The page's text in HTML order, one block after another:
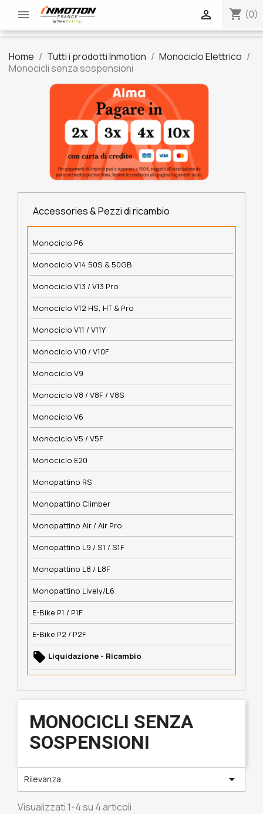
 shopping_cart (0)

Home Tutti i prodotti Inmotion
Monociclo Elettrico
Monocicli senza sospensioni
Accessories & Pezzi di ricambio
Monociclo P6
Monociclo V14 50S & 50GB
Monociclo V13 / V13 Pro
Monociclo V12 HS, HT & Pro
Monociclo V11 / V11Y
Monociclo V10 / V10F
Monociclo V9
Monociclo V8 / V8F / V8S
Monociclo V6
Monociclo V5 / V5F
Monociclo E20
Monopattino RS
Monopattino Climber
Monopattino Air / Air Pro
Monopattino L9 / S1 / S1F
Monopattino L8 / L8F
Monopattino Lively/L6
E-Bike P1 / P1F
E-Bike P2 / P2F
local_offer Liquidazione - Ricambio
MONOCICLI SENZA
SOSPENSIONI
Rilevanza 
Visualizzati 1-4 su 4 articoli